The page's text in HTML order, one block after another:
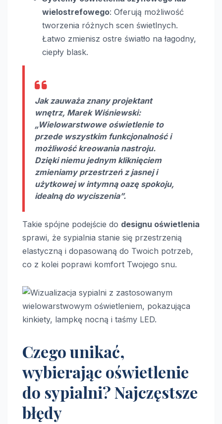
wielostrefowego: Oferują możliwość
tworzenia różnych scen świetlnych.
Łatwo zmienisz ostre światło na łagodny,
ciepły blask.
Jak zauważa znany projektant
wnętrz, Marek Wiśniewski:
„Wielowarstwowe oświetlenie to
przede wszystkim funkcjonalność i
możliwość kreowania nastroju.
Dzięki niemu jednym kliknięciem
zmieniamy przestrzeń z jasnej i
użytkowej w intymną oazę spokoju,
idealną do wyciszenia”.
Takie spójne podejście do designu oświetlenia
sprawi, że sypialnia stanie się przestrzenią
elastyczną i dopasowaną do Twoich potrzeb,
co z kolei poprawi komfort Twojego snu.
Czego unikać,
wybierając oświetlenie
do sypialni? Najczęstsze
błędy